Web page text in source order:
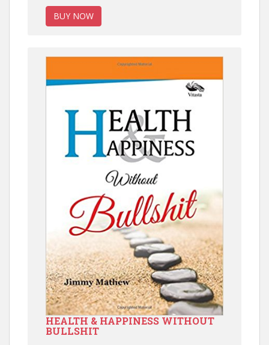
BUY NOW
HEALTH & HAPPINESS WITHOUT
BULLSHIT